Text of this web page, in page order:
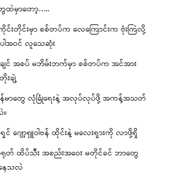
ထဲမှာတော့…..
ကိုင်းတိုင်းမှာ စစ်တပ်က လေကြောင်းက ဗုံးကြဲလို့
ါအဝင် လူသေဆုံး
ချင် အစပ် မဘိမ်းဘက်မှာ စစ်တပ်က အင်အား
းချဲ့
န်မာတွေ လုံခြုံရေးနဲ့ အလုပ်လုပ်ဖို့ အကန့်အသတ်
ရှင် ဂျော့ရှူဝါဗန် ထိုင်းနဲ့ မလေးရှားကို လာဖို့ရှိ
ရုတ် ထိပ်သီး အစည်းအဝေး မတိုင်ခင် ဘာတွေ
ေသလဲ